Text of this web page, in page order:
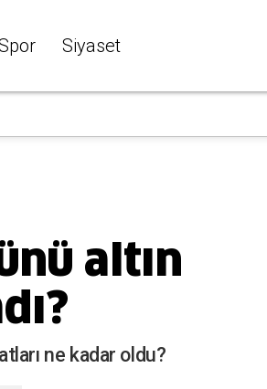
Siyaset
altın
ne kadar oldu?